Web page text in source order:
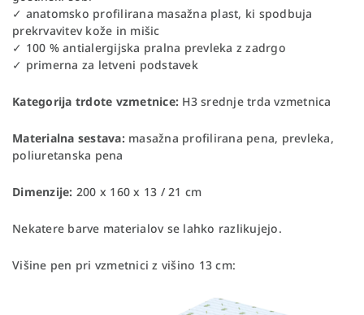
✓ anatomsko profilirana masažna plast, ki spodbuja
prekrvavitev kože in mišic
✓ 100 % antialergijska pralna prevleka z zadrgo
✓ primerna za letveni podstavek
Kategorija trdote vzmetnice: H3 srednje trda vzmetnica
Materialna sestava:masažna profilirana pena, prevleka,
poliuretanska pena
Dimenzije: 200 x 160 x 13 / 21 cm
Nekatere barve materialov se lahko razlikujejo.
Višine pen pri vzmetnici z višino 13 cm: